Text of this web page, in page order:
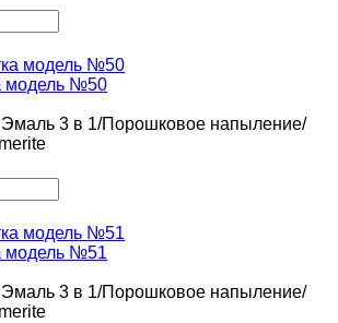
модель №50
Эмаль 3 в 1/Порошковое напыление/
модель №51
Эмаль 3 в 1/Порошковое напыление/